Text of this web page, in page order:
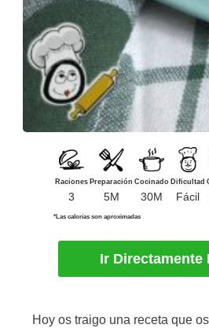
Raciones
3
Preparación
5M
Cocinado
30M
Dificultad
Fácil
*Las calorías son aproximadas
Ir Directamente
Hoy os traigo una receta que